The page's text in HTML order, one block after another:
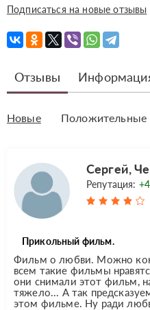
Подписаться на новые отзывы
Отзывы
Новые Положительные
Сергей,
Репутация:
Прикольный фильм.
Фильм о любви. Можно
всем такие фильмы
они снимали этот фильм,
тяжело... А так
этом фильме. Ну ради